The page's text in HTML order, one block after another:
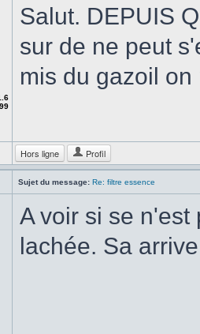
Salut. DEPUIS
sur de ne peut
mis du gazoil
Hors ligne Profil
Sujet du message: Re: filtre essence
A voir si se
lachée. Sa